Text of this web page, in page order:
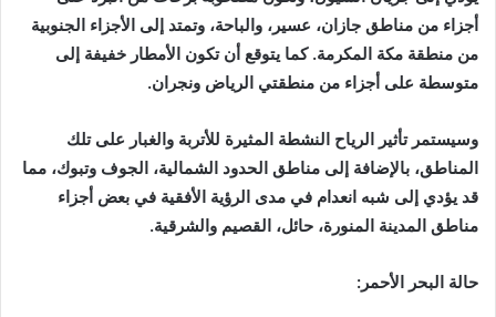
أجزاء من مناطق جازان، عسير، والباحة، وتمتد إلى الأجزاء الجنوبية
من منطقة مكة المكرمة. كما يتوقع أن تكون الأمطار خفيفة إلى
متوسطة على أجزاء من منطقتي الرياض ونجران.
وسيستمر تأثير الرياح النشطة المثيرة للأتربة والغبار على تلك
المناطق، بالإضافة إلى مناطق الحدود الشمالية، الجوف وتبوك، مما
قد يؤدي إلى شبه انعدام في مدى الرؤية الأفقية في بعض أجزاء
مناطق المدينة المنورة، حائل، القصيم والشرقية.
حالة البحر الأحمر: